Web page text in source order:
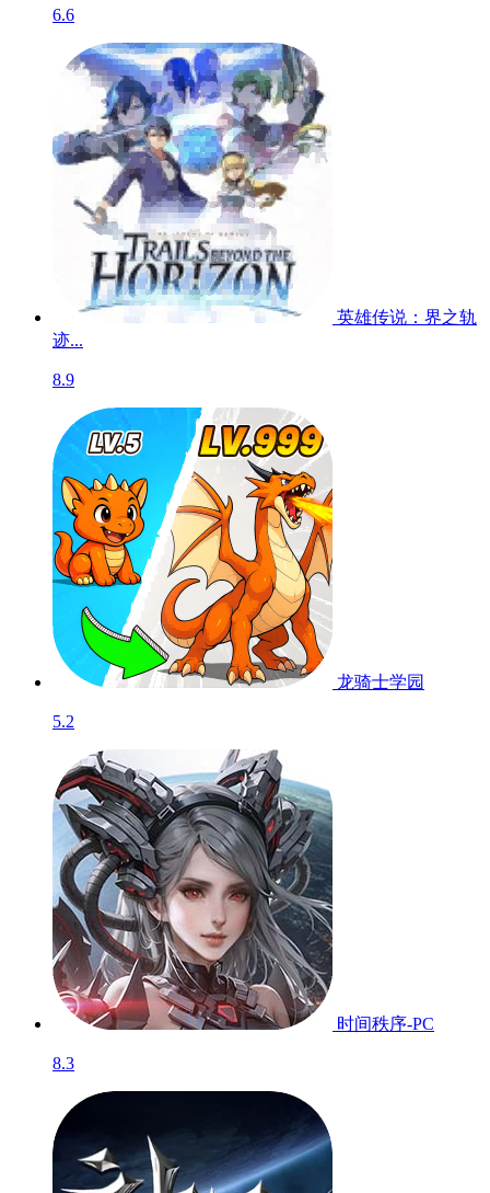
6.6
英雄传说：界之轨
迹...
8.9
龙骑士学园
5.2
时间秩序-PC
8.3